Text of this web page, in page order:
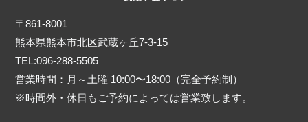
〒861-8001
熊本県熊本市北区武蔵ヶ丘7-3-15
TEL:096-288-5505
営業時間：月～土曜 10:00〜18:00（完全予約制）
※時間外・休日もご予約によっては営業致します。